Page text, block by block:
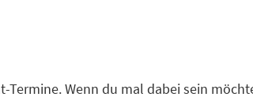
Termine. Wenn du mal dabei sein